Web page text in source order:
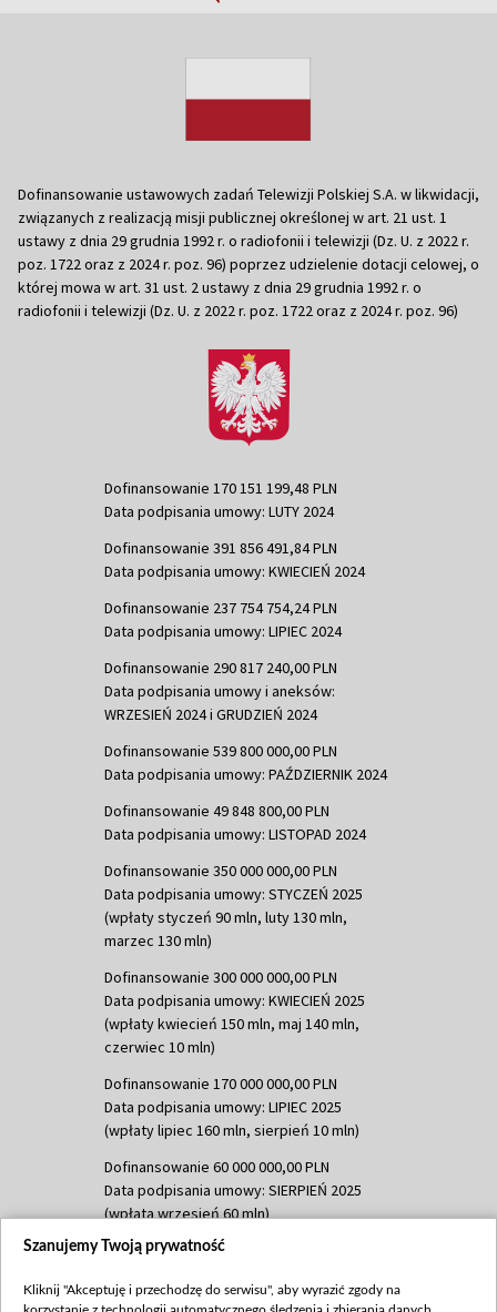
Dofinansowanie ustawowych zadań Telewizji Polskiej S.A. w likwidacji,
związanych z realizacją misji publicznej określonej w art. 21 ust. 1
ustawy z dnia 29 grudnia 1992 r. o radiofonii i telewizji (Dz. U. z 2022 r.
poz. 1722 oraz z 2024 r. poz. 96) poprzez udzielenie dotacji celowej, o
której mowa w art. 31 ust. 2 ustawy z dnia 29 grudnia 1992 r. o
radiofonii i telewizji (Dz. U. z 2022 r. poz. 1722 oraz z 2024 r. poz. 96)
Dofinansowanie 170 151 199,48 PLN
Data podpisania umowy: LUTY 2024
Dofinansowanie 391 856 491,84 PLN
Data podpisania umowy: KWIECIEŃ 2024
Dofinansowanie 237 754 754,24 PLN
Data podpisania umowy: LIPIEC 2024
Dofinansowanie 290 817 240,00 PLN
Data podpisania umowy i aneksów:
WRZESIEŃ 2024 i GRUDZIEŃ 2024
Dofinansowanie 539 800 000,00 PLN
Data podpisania umowy: PAŹDZIERNIK 2024
Dofinansowanie 49 848 800,00 PLN
Data podpisania umowy: LISTOPAD 2024
Dofinansowanie 350 000 000,00 PLN
Data podpisania umowy: STYCZEŃ 2025
(wpłaty styczeń 90 mln, luty 130 mln,
marzec 130 mln)
Dofinansowanie 300 000 000,00 PLN
Data podpisania umowy: KWIECIEŃ 2025
(wpłaty kwiecień 150 mln, maj 140 mln,
czerwiec 10 mln)
Dofinansowanie 170 000 000,00 PLN
Data podpisania umowy: LIPIEC 2025
(wpłaty lipiec 160 mln, sierpień 10 mln)
Dofinansowanie 60 000 000,00 PLN
Data podpisania umowy: SIERPIEŃ 2025
(wpłata wrzesień 60 mln)
Dofinansowanie 635 783 051,21 PLN
(wpłata wrzesień 100 mln, październik 350
Szanujemy Twoją prywatność
Kliknij "Akceptuję i przechodzę do serwisu", aby wyrazić zgody na